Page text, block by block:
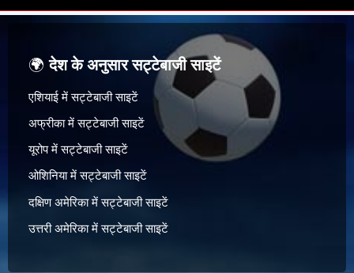
🌍देश के अनुसार सट्टेबाजी साइटें
एशियाई में सट्टेबाजी साइटें
अफ्रीका में सट्टेबाजी साइटें
यूरोप में सट्टेबाजी साइटें
ओशिनिया में सट्टेबाजी साइटें
दक्षिण अमेरिका में सट्टेबाजी साइटें
उत्तरी अमेरिका में सट्टेबाजी साइटें